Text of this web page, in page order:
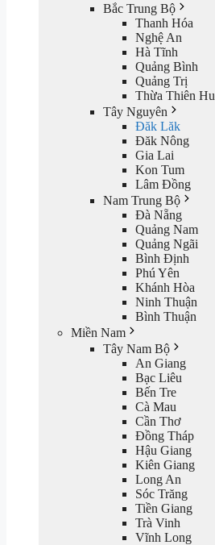
Bắc Trung Bộ
Thanh Hóa
Nghệ An
Hà Tĩnh
Quảng Bình
Quảng Trị
Thừa Thiên
Tây Nguyên
Đăk Lăk
Đăk Nông
Gia Lai
Kon Tum
Lâm Đồng
Nam Trung Bộ
Đà Nẵng
Quảng Nam
Quảng Ngãi
Bình Định
Phú Yên
Khánh Hòa
Ninh Thuận
Bình Thuận
Miền Nam
Tây Nam Bộ
An Giang
Bạc Liêu
Bến Tre
Cà Mau
Cần Thơ
Đồng Tháp
Hậu Giang
Kiên Giang
Long An
Sóc Trăng
Tiền Giang
Trà Vinh
Vĩnh Long